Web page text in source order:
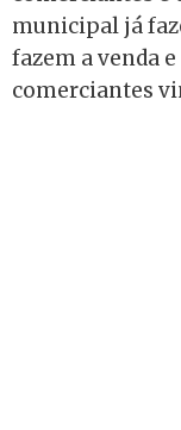
municipal já
fazem a venda
comerciantes